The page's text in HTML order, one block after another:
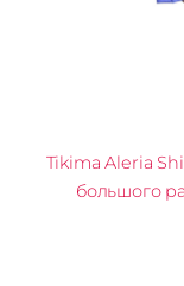
Tikima Aleria
большого